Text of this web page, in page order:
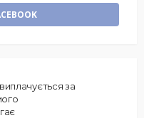
за